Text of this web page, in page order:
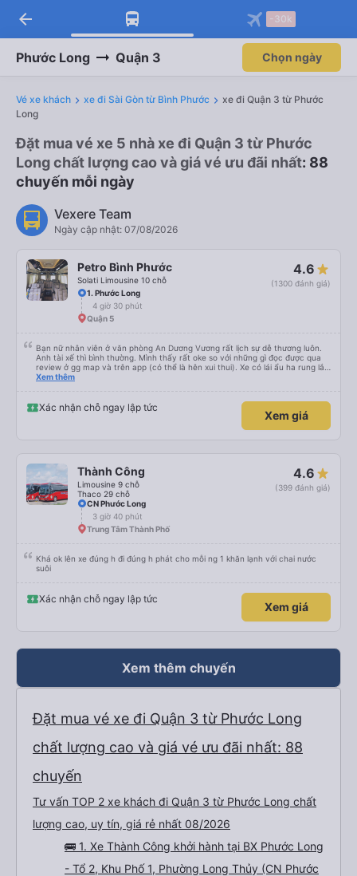
arrow_back -30k
Phước Long Quận 3 Chọn ngày
Vé xe khách xe đi Sài Gòn từ Bình Phước
xe đi Quận 3 từ Phước
Long
Đặt mua vé xe 5 nhà xe đi Quận 3 từ Phước
Long chất lượng cao và giá vé ưu đãi nhất: 88
chuyến mỗi ngày
Vexere Team
Ngày cập nhật: 07/08/2026
Petro Bình Phước
Solati Limousine 10 chỗ
4.6
(1300 đánh giá)
1. Phước Long
4 giờ 30 phút
Quận 5
Bạn nữ nhân viên ở văn phòng An Dương Vương rất lịch sự dễ thương luôn.
Anh tài xế thì bình thường. Mình thấy rất oke so với những gì đọc được qua
review ở gg map và trên app (có thể là hên xui thui). Xe có lái ẩu ha rung lắc
hay không thì cũng ko rõ tại mình say xe nên ngủ ko à
Xem thêm
Xác nhận chỗ ngay lập tức
Xem giá
Thành Công
Limousine 9 chỗ
Thaco 29 chỗ
4.6
(399 đánh giá)
CN Phước Long
3 giờ 40 phút
Trung Tâm Thành Phố
Khá ok lên xe đúng h đi đúng h phát cho mỗi ng 1 khăn lạnh với chai nước
suôi
Xác nhận chỗ ngay lập tức
Xem giá
Xem thêm chuyến
Đặt mua vé xe đi Quận 3 từ Phước Long
chất lượng cao và giá vé ưu đãi nhất: 88
chuyến
Tư vấn TOP 2 xe khách đi Quận 3 từ Phước Long chất
lượng cao, uy tín, giá rẻ nhất 08/2026
🚌 1. Xe Thành Công khởi hành tại BX Phước Long
- Tổ 2, Khu Phố 1, Phường Long Thủy (CN Phước